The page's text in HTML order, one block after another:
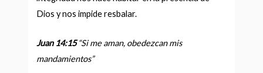
Dios y nos impide resbalar.
Juan 14:15“Si me aman, obedezcan mis
mandamientos”